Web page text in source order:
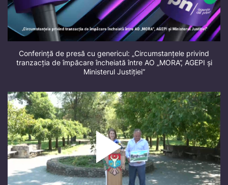
Conferință de presă cu genericul: „Circumstanțele privind
tranzacția de împăcare încheiată între AO „MORA”, AGEPI și
Ministerul Justiției”